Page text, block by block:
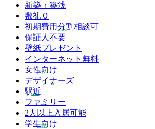
新築・築浅
敷礼０
初期費用分割相談可
保証人不要
壁紙プレゼント
インターネット無料
女性向け
デザイナーズ
駅近
ファミリー
2人以上入居可能
学生向け